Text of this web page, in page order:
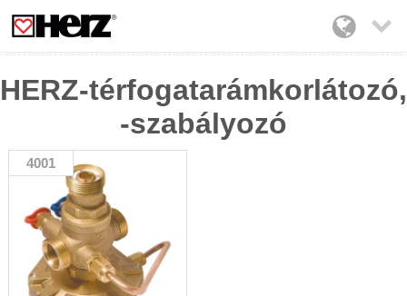

HERZ-térfogatarámkorlátozó,
-szabályozó
4001